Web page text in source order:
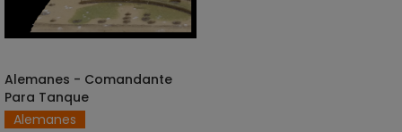
AÑADIR AL CARRITO
Alemanes - Comandante
Para Tanque
Alemanes